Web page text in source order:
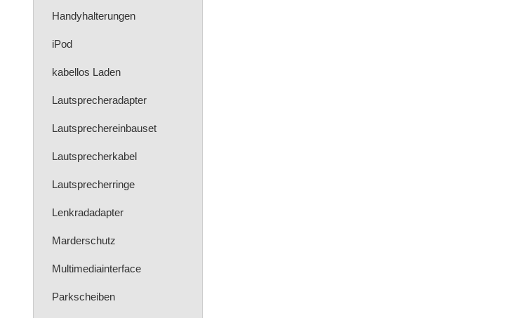
Handyhalterungen
iPod
kabellos Laden
Lautsprecheradapter
Lautsprechereinbauset
Lautsprecherkabel
Lautsprecherringe
Lenkradadapter
Marderschutz
Multimediainterface
Parkscheiben